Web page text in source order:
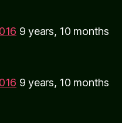
9 years, 10 months
9 years, 10 months